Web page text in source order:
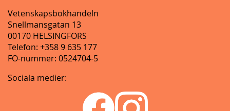
Vetenskapsbokhandeln
Snellmansgatan 13
00170 HELSINGFORS
Telefon: +358 9 635 177
FO-nummer: 0524704-5
Sociala medier: